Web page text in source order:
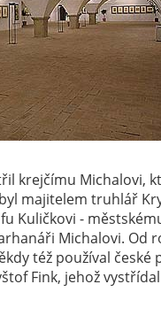
krejčímu Michalovi,
majitelem truhlář
Kuličkovi -
Michalovi. Od
též používal české
Fink, jehož